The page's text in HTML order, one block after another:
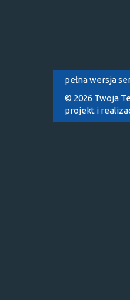
pełna wersja
© 2026 Twoja
projekt i